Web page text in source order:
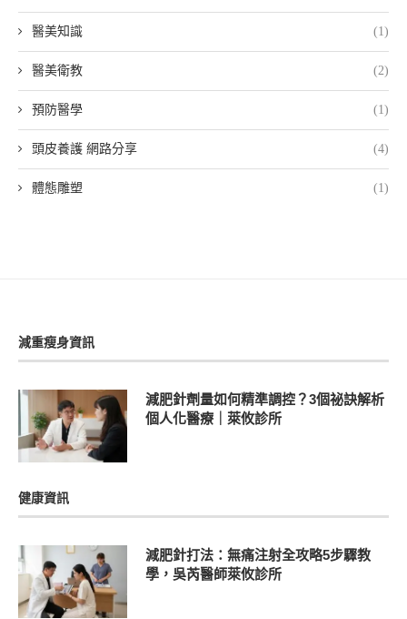
醫美知識 (1)
醫美衛教 (2)
預防醫學 (1)
頭皮養護 網路分享 (4)
體態雕塑 (1)
減重瘦身資訊
減肥針劑量如何精準調控？3個祕訣解析
個人化醫療｜萊攸診所
健康資訊
減肥針打法：無痛注射全攻略5步驟教
學，吳芮醫師萊攸診所